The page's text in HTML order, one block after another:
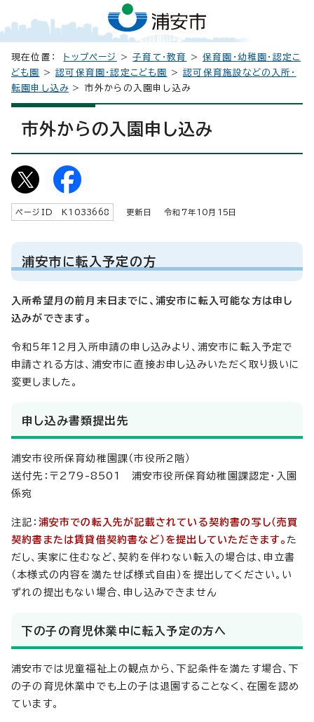
現在位置： トップページ >子育て・教育 >保育園・幼稚園・認定こ
ども園
>認可保育園・認定こども園 >認可保育施設などの入所・
転園申し込み > 市外からの入園申し込み
市外からの入園申し込み
ページID K 1033668 更新日 令和7年10 月 15 日
浦安市に転入予定の方
入所希望月の前月末日までに、浦安市に転入可能な方は申し
込みができます。
令和5年12月入所申請の申し込みより、浦安市に転入予定で
申請される方は、浦安市に直接お申し込みいただく取り扱いに
変更しました。
申し込み書類提出先
浦安市役所保育幼稚園課（市役所2階）
送付先：〒279-8501 浦安市役所保育幼稚園課認定・入園
係宛
注記： 浦安市での転入先が記載されている契約書の写し（売買
契約書または賃貸借契約書など）を提出していただきます。 た
だし、実家に住むなど、契約を伴わない転入の場合は、申立書
（本様式の内容を満たせば様式自由）を提出してください。い
ずれの提出もない場合、申し込みできません
下の子の育児休業中に転入予定の方へ
浦安市では児童福祉上の観点から、下記条件を満たす場合、下
の子の育児休業中でも上の子は退園することなく、在園を認め
ています。